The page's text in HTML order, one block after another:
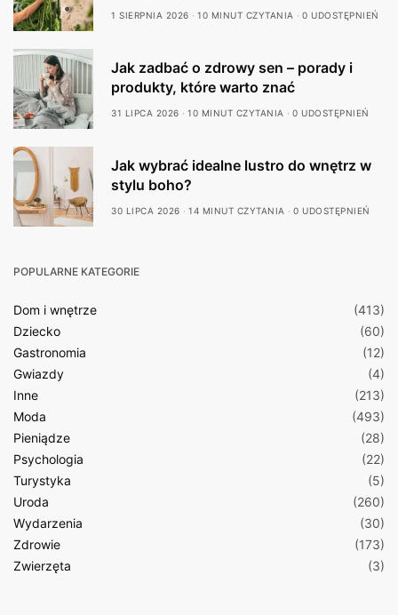
1 SIERPNIA 2026 10 MINUT CZYTANIA 0 UDOSTĘPNIEŃ
Jak zadbać o zdrowy sen – porady i
produkty, które warto znać
31 LIPCA 2026 10 MINUT CZYTANIA 0 UDOSTĘPNIEŃ
Jak wybrać idealne lustro do wnętrz w
stylu boho?
30 LIPCA 2026 14 MINUT CZYTANIA 0 UDOSTĘPNIEŃ
POPULARNE KATEGORIE
Dom i wnętrze
(413)
Dziecko
(60)
Gastronomia
(12)
Gwiazdy
(4)
Inne
(213)
Moda
(493)
Pieniądze
(28)
Psychologia
(22)
Turystyka
(5)
Uroda
(260)
Wydarzenia
(30)
Zdrowie
(173)
Zwierzęta
(3)